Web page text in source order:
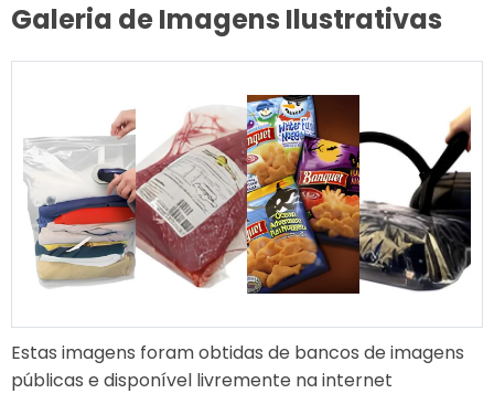
Galeria de Imagens Ilustrativas
Estas imagens foram obtidas de bancos de imagens
públicas e disponível livremente na internet